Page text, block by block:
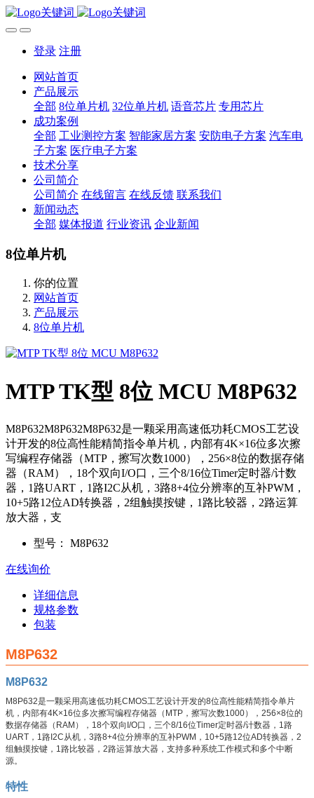
登录 注册
网站首页
产品展示
全部 8位单片机 32位单片机 语音芯片 专用芯片
成功案例
全部 工业测控方案 智能家居方案 安防电子方案 汽车电
子方案 医疗电子方案
技术分享
公司简介
公司简介 在线留言 在线反馈 联系我们
新闻动态
全部 媒体报道 行业资讯 企业新闻
8位单片机
你的位置
网站首页
产品展示
8位单片机
MTP TK型 8位 MCU M8P632
M8P632M8P632M8P632是一颗采用高速低功耗CMOS工艺设
计开发的8位高性能精简指令单片机，内部有4K×16位多次擦
写编程存储器（MTP，擦写次数1000），256×8位的数据存储
器（RAM），18个双向I/O口，三个8/16位Timer定时器/计数
器，1路UART，1路I2C从机，3路8+4位分辨率的互补PWM，
10+5路12位AD转换器，2组触摸按键，1路比较器，2路运算
放大器，支
型号： M8P632
在线询价
详细信息
规格参数
包装
M8P632
M8P632
M8P632是一颗采用高速低功耗CMOS工艺设计开发的8位高性能精简指令单片
机，内部有4K×16位多次擦写编程存储器（MTP，擦写次数1000），256×8位的
数据存储器（RAM），18个双向I/O口，三个8/16位Timer定时器/计数器，1路
UART，1路I2C从机，3路8+4位分辨率的互补PWM，10+5路12位AD转换器，2
组触摸按键，1路比较器，2路运算放大器，支持多种系统工作模式和多个中断
源。
特性